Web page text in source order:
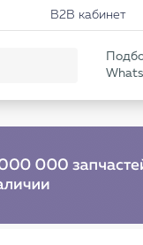
B2B кабинет